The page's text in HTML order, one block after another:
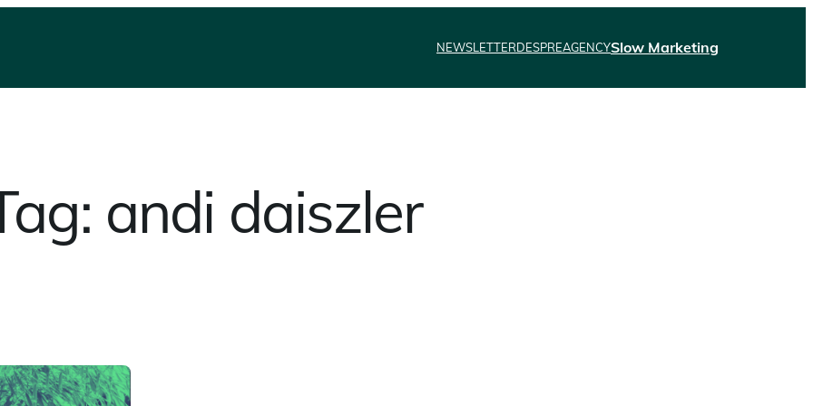
NEWSLETTERDESPREAGENCYSlow Marketing
andi daiszler